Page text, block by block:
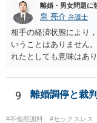
離婚・男女問題に
泉 亮介 弁護士
相手の経済状態により
いうことはありません
れたとしても意味はあ
謝料と離婚慰謝料につ
った点についても含め
す。実質的に同じ事情
れますので，不貞慰謝
9 離婚調停と裁
#不倫慰謝料 #セックスレス